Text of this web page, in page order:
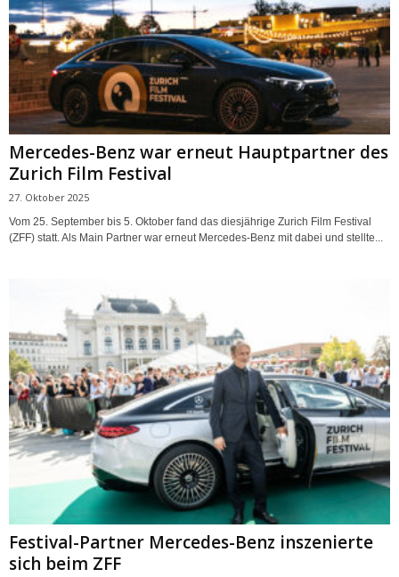
Mercedes-Benz war erneut Hauptpartner des
Zurich Film Festival
27. Oktober 2025
Vom 25. September bis 5. Oktober fand das diesjährige Zurich Film Festival
(ZFF) statt. Als Main Partner war erneut Mercedes-Benz mit dabei und stellte...
Festival-Partner Mercedes-Benz inszenierte
sich beim ZFF